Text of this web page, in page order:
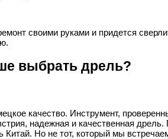
своими руками и придется
выбрать дрель?
качество. Инструмент,
надежная и качественная
Китай. Но не тот, который мы